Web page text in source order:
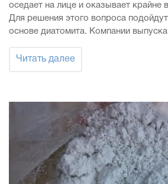
оседает на лице и оказывает крайне
Для решения этого вопроса
основе диатомита. Компании
Читать далее